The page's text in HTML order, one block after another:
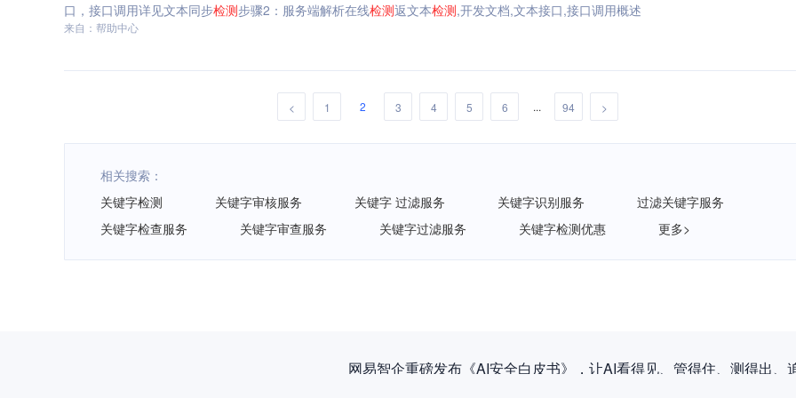
口，接口调用详见文本同步检测步骤2：服务端解析在线检测返文本检测,开发文档,文本接口,接口调用概述
来自：帮助中心
< 1 2 3 4 5 6 ... 94 >
相关搜索：
关键字检测
关键字审核服务 关键字 过滤服务 关键字识别服务
过滤关键字服务
关键字检查服务
关键字审查服务 关键字过滤服务 关键字检测优惠 更多>
网易智企重磅发布《AI安全白皮书》，让AI看得见、管得住、测得出、